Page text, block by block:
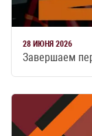
28 ИЮНЯ 2026
Завершаем